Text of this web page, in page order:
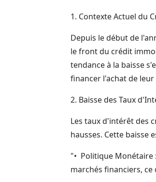
1. Contexte Actuel du
Depuis le début de
le front du crédit
tendance à la baisse
financer l'achat de
2. Baisse des Taux
Les taux d'intérêt des
hausses. Cette baisse
"• Politique Monétaire
marchés financiers,